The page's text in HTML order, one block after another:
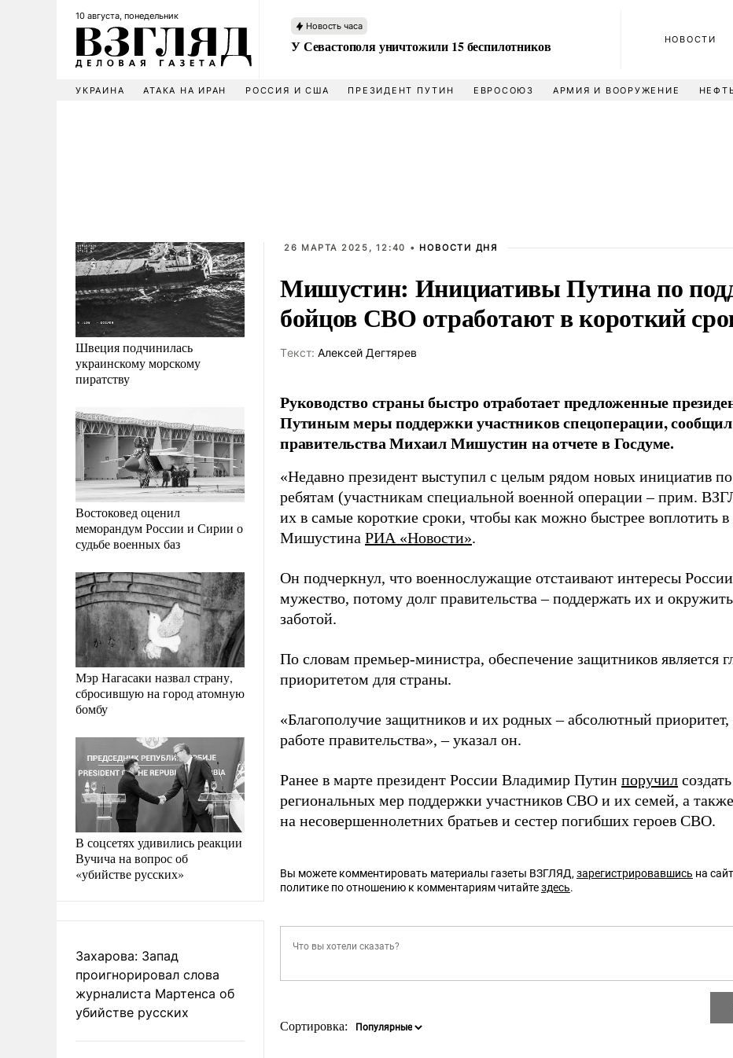
10 августа, понедельник
Новость часа
У Севастополя уничтожили 15 беспилотников НОВОСТИ
УКРАИНА АТАКА НА ИРАН РОССИЯ И США ПРЕЗИДЕНТ ПУТИН ЕВРОСОЮЗ АРМИЯ И ВООРУЖЕНИЕ
Швеция подчинилась
украинскому морскому
пиратству
Востоковед оценил
меморандум России и Сирии о
судьбе военных баз
Мэр Нагасаки назвал страну,
сбросившую на город атомную
бомбу
В соцсетях удивились реакции
Вучича на вопрос об
«убийстве русских»
Захарова: Запад
проигнорировал слова
журналиста Мартенса об
убийстве русских
26 МАРТА 2025, 12:40 • НОВОСТИ ДНЯ
Мишустин: Инициативы Путина по
бойцов СВО отработают в короткий
Tекст: Алексей Дегтярев
Руководство страны быстро отработает предложенные
Путиным меры поддержки участников спецоперации, сообщил
правительства Михаил Мишустин на отчете в Госдуме.
«Недавно президент выступил с целым рядом новых инициатив
ребятам (участникам специальной военной операции – прим.
их в самые короткие сроки, чтобы как можно быстрее воплотить
Мишустина РИА «Новости».
Он подчеркнул, что военнослужащие отстаивают интересы
мужество, потому долг правительства – поддержать их и
заботой.
По словам премьер-министра, обеспечение защитников является
приоритетом для страны.
«Благополучие защитников и их родных – абсолютный приоритет,
работе правительства», – указал он.
Ранее в марте президент России Владимир Путин поручил
региональных мер поддержки участников СВО и их семей, а
на несовершеннолетних братьев и сестер погибших героев СВО.
Вы можете комментировать материалы газеты ВЗГЛЯД, зарегистрировавшись на
политике по отношению к комментариям читайтездесь.
Сортировка: